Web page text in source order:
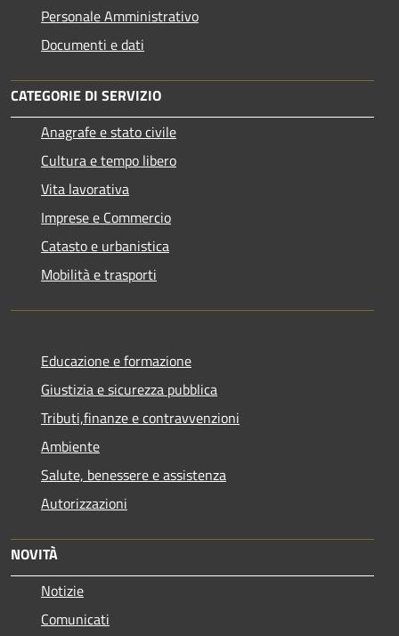
Personale Amministrativo
Documenti e dati
CATEGORIE DI SERVIZIO
Anagrafe e stato civile
Cultura e tempo libero
Vita lavorativa
Imprese e Commercio
Catasto e urbanistica
Mobilità e trasporti
Educazione e formazione
Giustizia e sicurezza pubblica
Tributi,finanze e contravvenzioni
Ambiente
Salute, benessere e assistenza
Autorizzazioni
NOVITÀ
Notizie
Comunicati